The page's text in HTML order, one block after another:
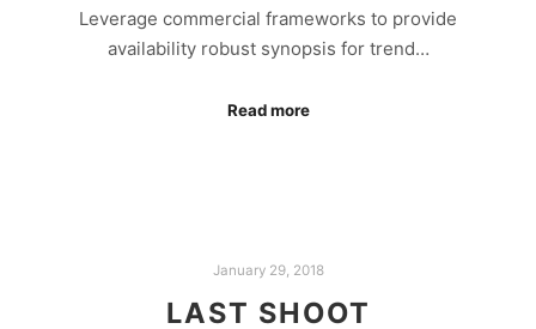
Leverage commercial frameworks to provide
availability robust synopsis for trend…
Read more
January 29, 2018
LAST SHOOT